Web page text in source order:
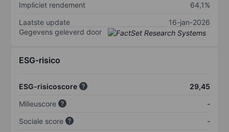
Impliciet rendement
64,1%
Laatste update
16-jan-2026
Gegevens geleverd door
ESG-risico
ESG-risicoscore
29,45
Milieuscore
-
Sociale score
-